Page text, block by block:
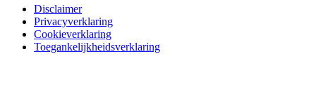
Disclaimer
Privacyverklaring
Cookieverklaring
Toegankelijkheidsverklaring